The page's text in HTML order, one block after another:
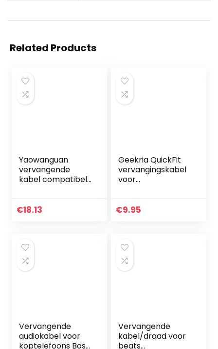
Related Products
Yaowanguan
vervangende
kabel compatibel
GM/HyperX Cloud
€18.13
Geekria QuickFit
vervangingskabel
voor
HD518, audiokabel,
€9.95
Vervangende
audiokabel voor
koptelefoons Bose
Vervangende
kabel/draad voor
beats